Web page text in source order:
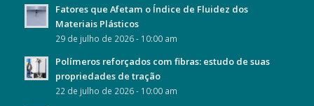
Fatores que Afetam o Índice de Fluidez dos
Materiais Plásticos
29 de julho de 2026 - 10:00 am
Polímeros reforçados com fibras: estudo de suas
propriedades de tração
22 de julho de 2026 - 10:00 am